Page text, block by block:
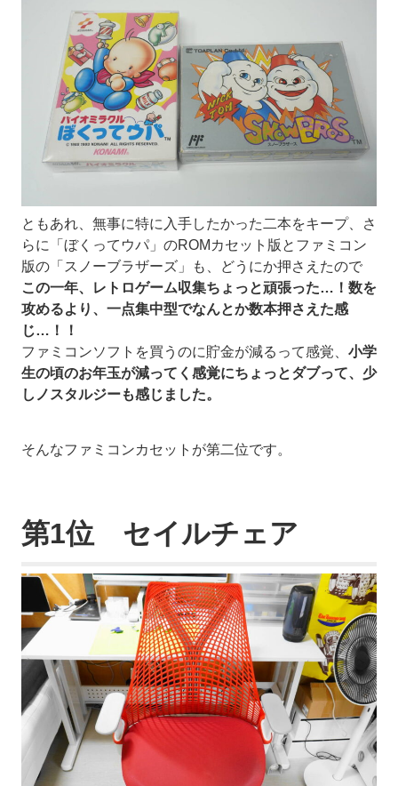
ともあれ、無事に特に入手したかった二本をキープ、さ
らに「ぼくってウパ」のROMカセット版とファミコン
版の「スノーブラザーズ」も、どうにか押さえたので
この一年、レトロゲーム収集ちょっと頑張った…！数を
攻めるより、一点集中型でなんとか数本押さえた感
じ…！！
ファミコンソフトを買うのに貯金が減るって感覚、 小学
生の頃のお年玉が減ってく感覚にちょっとダブって、少
しノスタルジーも感じました。
そんなファミコンカセットが第二位です。
第1位 セイルチェア